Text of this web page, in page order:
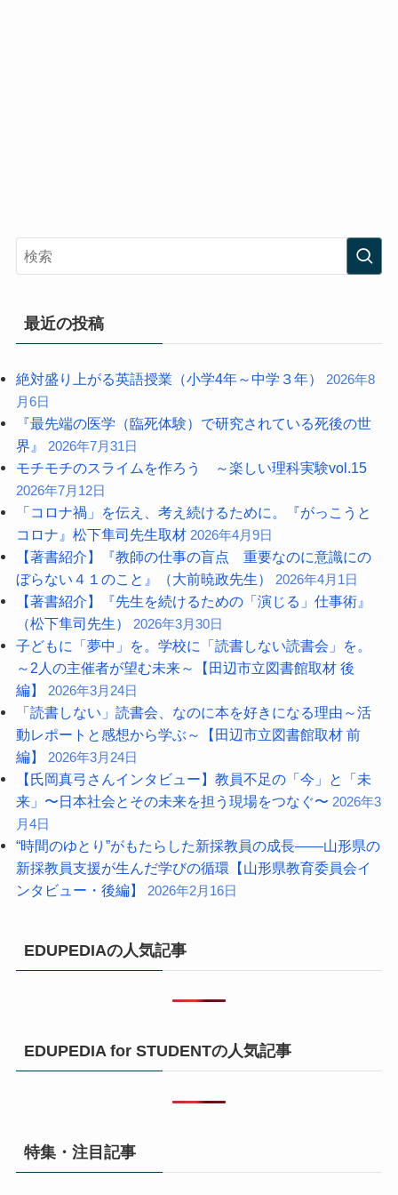
最近の投稿
絶対盛り上がる英語授業（小学4年～中学３年）
2026年8
月6日
『最先端の医学（臨死体験）で研究されている死後の世
界』
2026年7月31日
モチモチのスライムを作ろう ～楽しい理科実験vol.15
2026年7月12日
「コロナ禍」を伝え、考え続けるために。『がっこうと
コロナ』松下隼司先生取材 2026年4月9日
【著書紹介】『教師の仕事の盲点 重要なのに意識にの
ぼらない４１のこと』（大前暁政先生）
2026年4月1日
【著書紹介】『先生を続けるための「演じる」仕事術』
（松下隼司先生）
2026年3月30日
子どもに「夢中」を。学校に「読書しない読書会」を。
～2人の主催者が望む未来～【田辺市立図書館取材 後
編】
2026年3月24日
「読書しない」読書会、なのに本を好きになる理由～活
動レポートと感想から学ぶ～【田辺市立図書館取材 前
編】
2026年3月24日
【氏岡真弓さんインタビュー】教員不足の「今」と「未
来」〜日本社会とその未来を担う現場をつなぐ〜 2026年3
月4日
“時間のゆとり”がもたらした新採教員の成長――山形県の
新採教員支援が生んだ学びの循環【山形県教育委員会イ
ンタビュー・後編】
2026年2月16日
EDUPEDIAの人気記事
EDUPEDIA for STUDENTの人気記事
特集・注目記事